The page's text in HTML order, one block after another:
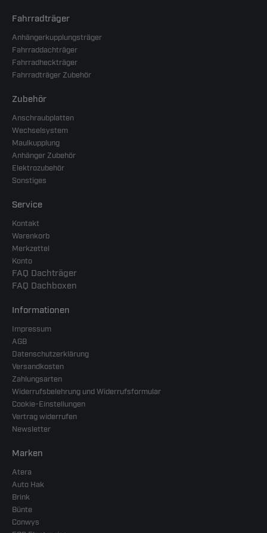
Fahrradträger
Anhängerkupplungsträger
Fahrraddachträger
Fahrradheckträger
Fahrradträger Zubehör
Zubehör
Anschraubplatten
Wechselsystem
Maulkupplung
Anhänger Zubehör
Elektrozubehör
Sonstiges
Service
Kontakt
Warenkorb
Merkzettel
Konto
FAQ Dachträger
FAQ Dachboxen
Informationen
Impressum
AGB
Datenschutzerklärung
Versandkosten
Zahlungsarten
Widerrufsbelehrung und Widerrufsformular
Cookie-Einstellungen
Vertrag widerrufen
Newsletter
Marken
Atera
Auto Hak
Brink
Bünte
Conwys